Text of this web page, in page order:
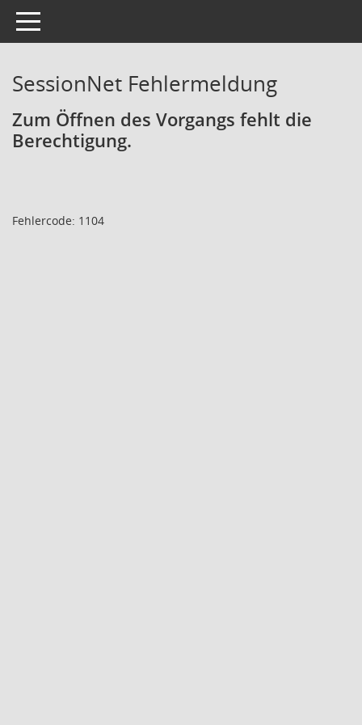
Toggle navigation
SessionNet Fehlermeldung
Zum Öffnen des Vorgangs fehlt die
Berechtigung.
Fehlercode: 1104